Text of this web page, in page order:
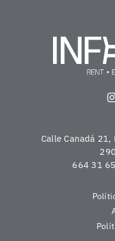
Calle Canadá
664 31